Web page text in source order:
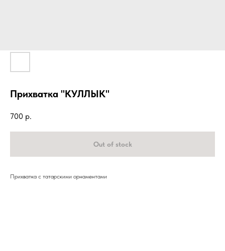
Прихватка "КУЛЛЫК"
700 р.
Out of stock
Прихватка с татарскими орнаментами